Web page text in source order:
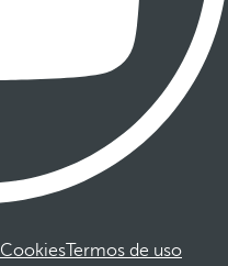
CookiesTermos de uso